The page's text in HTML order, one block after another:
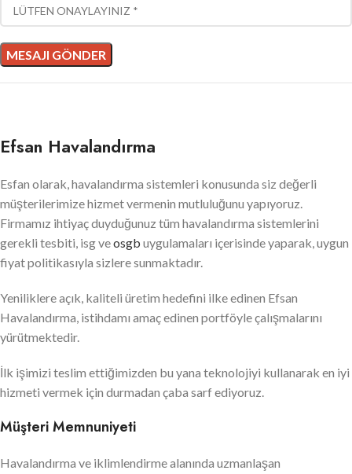
Efsan Havalandırma
Esfan olarak, havalandırma sistemleri konusunda siz değerli
müşterilerimize hizmet vermenin mutluluğunu yapıyoruz.
Firmamız ihtiyaç duyduğunuz tüm havalandırma sistemlerini
gerekli tesbiti, isg veosgb uygulamaları içerisinde yaparak, uygun
fiyat politikasıyla sizlere sunmaktadır.
Yeniliklere açık, kaliteli üretim hedefini ilke edinen Efsan
Havalandırma, istihdamı amaç edinen portföyle çalışmalarını
yürütmektedir.
İlk işimizi teslim ettiğimizden bu yana teknolojiyi kullanarak en iyi
hizmeti vermek için durmadan çaba sarf ediyoruz.
Müşteri Memnuniyeti
Havalandırma ve iklimlendirme alanında uzmanlaşan